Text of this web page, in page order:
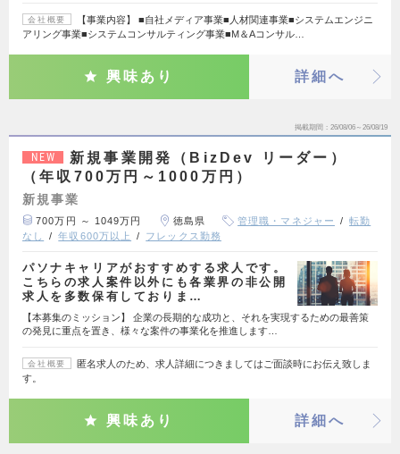
会社概要
【事業内容】 ■自社メディア事業■人材関連事業■システムエンジニ
アリング事業■システムコンサルティング事業■M＆Aコンサル…
興味あり 詳細へ
掲載期間 26/08/06～26/08/19
NEW
新規事業開発（BizDev リーダー）
（年収700万円～1000万円）
新規事業
700万円 ～ 1049万円 徳島県 管理職・マネジャー
転勤
なし
年収600万以上 フレックス勤務
パソナキャリアがおすすめする求人です。
こちらの求人案件以外にも各業界の非公開
求人を多数保有しておりま…
【本募集のミッション】 企業の長期的な成功と、それを実現するための最善策
の発見に重点を置き、様々な案件の事業化を推進します…
会社概要
匿名求人のため、求人詳細につきましてはご面談時にお伝え致しま
す。
興味あり 詳細へ